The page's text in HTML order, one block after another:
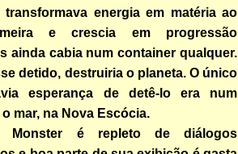
transformava energia em matéria ao
e crescia em progressão
ainda cabia num container qualquer.
detido, destruiria o planeta. O único
esperança de detê-lo era num
mar, na Nova Escócia.
Monster é repleto de diálogos